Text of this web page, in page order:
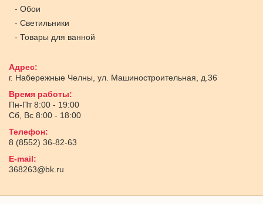
- Обои
- Светильники
- Товары для ванной
Адрес:
г. Набережные Челны ул. Машиностроительная, д.36
Время работы:
Пн-Пт 8:00 - 19:00
Сб, Вс 8:00 - 18:00
Телефон:
8 (8552) 36-82-63
E-mail:
368263@bk.ru